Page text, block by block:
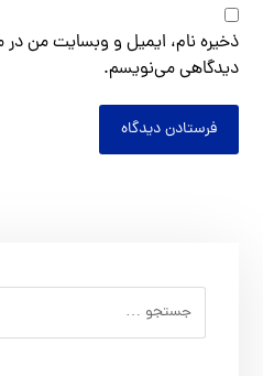
ذخیره نام، ایمیل و وبسایت من در
دیدگاهی می‌نویسم.
فرستادن دیدگاه